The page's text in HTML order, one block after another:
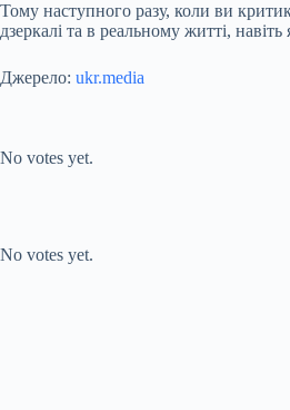
Тому наступного разу, коли ви
дзеркалі та в реальному житті,
Джерело: ukr.media
No votes yet.
No votes yet.